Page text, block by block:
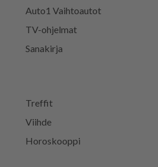
Treffit
Viihde
Horoskooppi
Auto1 Vaihtoautot
TV-ohjelmat
Sanakirja